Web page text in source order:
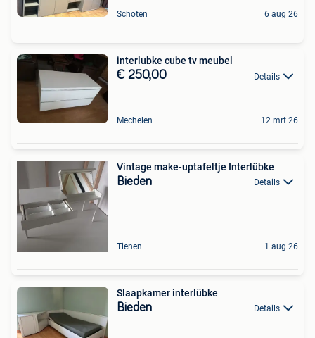
Schoten 6 aug 26
interlubke cube tv meubel
€ 250,00 Details
Mechelen 12 mrt 26
Vintage make-uptafeltje Interlübke
Bieden Details
Tienen 1 aug 26
Slaapkamer interlübke
Bieden Details